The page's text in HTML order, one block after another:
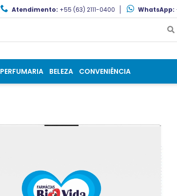
Atendimento: +55 (63) 2111-0400 WhatsApp:
PERFUMARIA BELEZA CONVENIÊNCIA